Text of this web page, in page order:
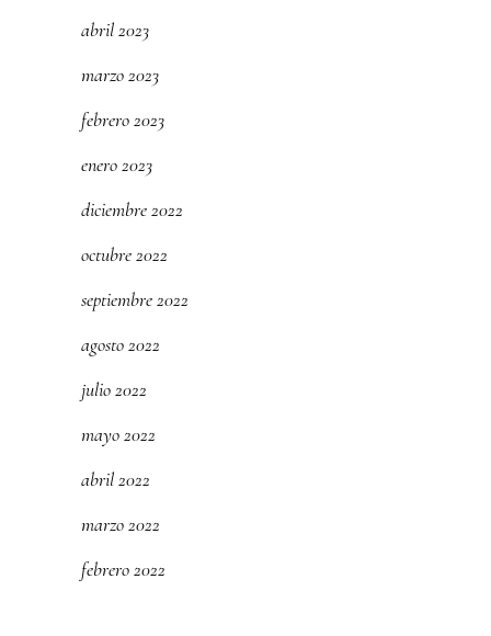
abril 2023
marzo 2023
febrero 2023
enero 2023
diciembre 2022
octubre 2022
septiembre 2022
agosto 2022
julio 2022
mayo 2022
abril 2022
marzo 2022
febrero 2022